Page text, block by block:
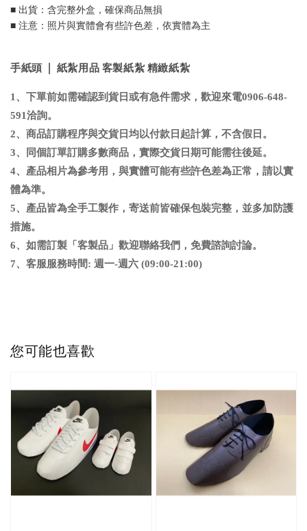
■ 出貨：含完整外盒，確保商品無損
■ 注意：照片與實體會有些許色差，依實體為主
手紙頭 | 紙紮用品 客製紙紮 精緻紙紮
1、下單前如需確認到貨日或有急件需求，歡迎來電0906-648-
591洽詢。
2、商品訂購程序與交貨日均以付款日起計算，不含假日 。
3、同個訂單訂購多數商品，實際交貨日期可能需往後延。
4、 產品相片為參考用，與實體可能有些許色差為正常，請以實
體為準。
5、 產品皆為全手工製作，寄送前皆確保包裝完整，並多加防護
措施。
6、 如需訂製「客製品」歡迎聯絡我們，免費諮詢討論。
7、客服服務時間: 週一-週六 (09:00-21:00)
您可能也喜歡